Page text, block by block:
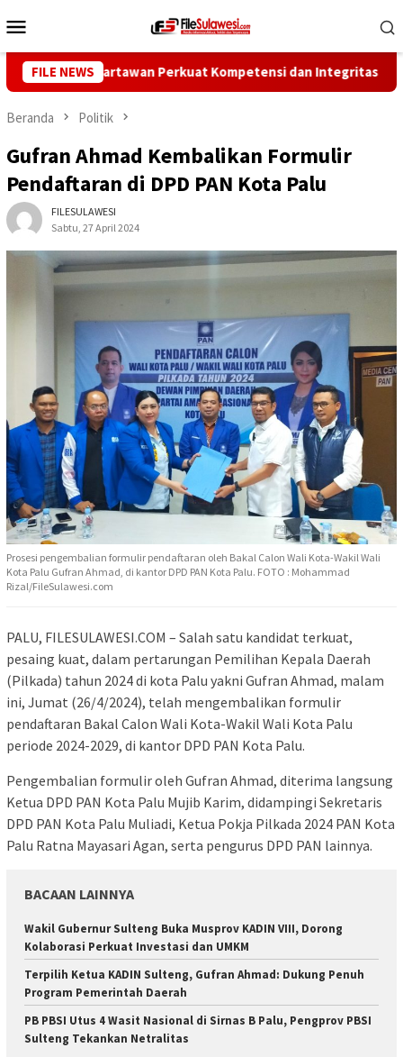
ke
Mobile
FILE NEWS
Wartawan Perkuat Kompetensi dan Integritas di Era
Beranda Politik
Gufran Ahmad Kembalikan Formulir
Pendaftaran di DPD PAN Kota Palu
FILESULAWESI
Sabtu, 27 April 2024
Prosesi pengembalian formulir pendaftaran oleh Bakal Calon Wali Kota-Wakil Wali
Kota Palu Gufran Ahmad, di kantor DPD PAN Kota Palu. FOTO : Mohammad
Rizal/FileSulawesi.com
PALU, FILESULAWESI.COM – Salah satu kandidat terkuat,
pesaing kuat, dalam pertarungan Pemilihan Kepala Daerah
(Pilkada) tahun 2024 di kota Palu yakni Gufran Ahmad, malam
ini, Jumat (26/4/2024), telah mengembalikan formulir
pendaftaran Bakal Calon Wali Kota-Wakil Wali Kota Palu
periode 2024-2029, di kantor DPD PAN Kota Palu.
Pengembalian formulir oleh Gufran Ahmad, diterima langsung
Ketua DPD PAN Kota Palu Mujib Karim, didampingi Sekretaris
DPD PAN Kota Palu Muliadi, Ketua Pokja Pilkada 2024 PAN Kota
Palu Ratna Mayasari Agan, serta pengurus DPD PAN lainnya.
BACAAN LAINNYA
Wakil Gubernur Sulteng Buka Musprov KADIN VIII, Dorong
Kolaborasi Perkuat Investasi dan UMKM
Terpilih Ketua KADIN Sulteng, Gufran Ahmad: Dukung Penuh
Program Pemerintah Daerah
PB PBSI Utus 4 Wasit Nasional di Sirnas B Palu, Pengprov PBSI
Sulteng Tekankan Netralitas